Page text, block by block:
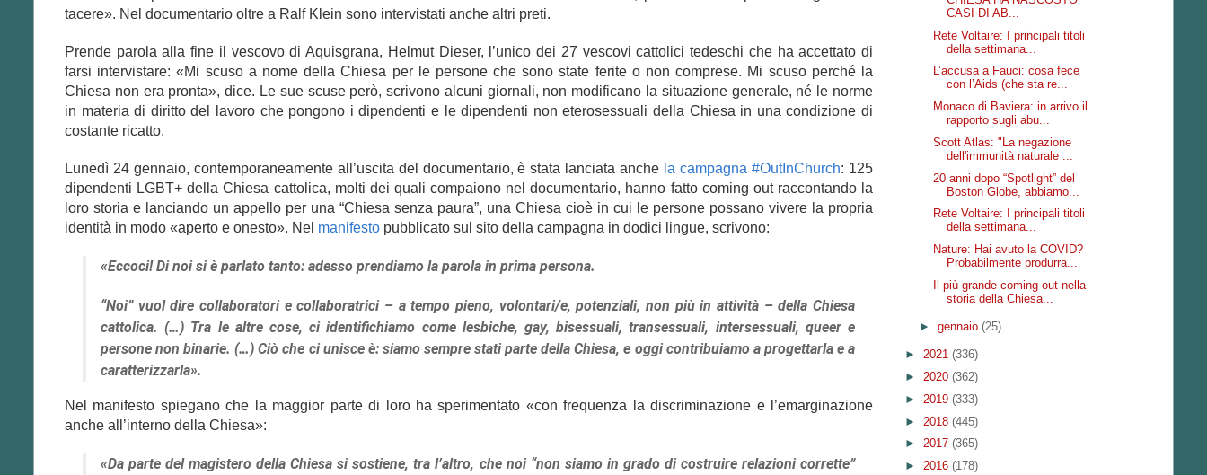
tacere». Nel documentario oltre a Ralf Klein sono intervistati anche altri preti.
Prende parola alla fine il vescovo di Aquisgrana, Helmut Dieser, l’unico dei 27 vescovi cattolici tedeschi che ha accettato di
farsi intervistare: «Mi scuso a nome della Chiesa per le persone che sono state ferite o non comprese. Mi scuso perché la
Chiesa non era pronta», dice. Le sue scuse però, scrivono alcuni giornali, non modificano la situazione generale, né le norme
in materia di diritto del lavoro che pongono i dipendenti e le dipendenti non eterosessuali della Chiesa in una condizione di
costante ricatto.
Lunedì 24 gennaio, contemporaneamente all’uscita del documentario, è stata lanciata anche la campagna #OutInChurch: 125
dipendenti LGBT+ della Chiesa cattolica, molti dei quali compaiono nel documentario, hanno fatto coming out raccontando la
loro storia e lanciando un appello per una “Chiesa senza paura”, una Chiesa cioè in cui le persone possano vivere la propria
identità in modo «aperto e onesto». Nel manifesto pubblicato sul sito della campagna in dodici lingue, scrivono:
«Eccoci! Di noi si è parlato tanto: adesso prendiamo la parola in prima persona.
“Noi” vuol dire collaboratori e collaboratrici – a tempo pieno, volontari/e, potenziali, non più in attività – della Chiesa
cattolica. (…) Tra le altre cose, ci identifichiamo come lesbiche, gay, bisessuali, transessuali, intersessuali, queer e
persone non binarie. (…) Ciò che ci unisce è: siamo sempre stati parte della Chiesa, e oggi contribuiamo a progettarla e a
caratterizzarla».
Nel manifesto spiegano che la maggior parte di loro ha sperimentato «con frequenza la discriminazione e l’emarginazione
anche all’interno della Chiesa»:
«Da parte del magistero della Chiesa si sostiene, tra l’altro, che noi “non siamo in grado di costruire relazioni corrette”
CASI DI AB...
Rete Voltaire: I principali titoli
della settimana...
L’accusa a Fauci: cosa fece
con l’Aids (che sta re...
Monaco di Baviera: in arrivo il
rapporto sugli abu...
Scott Atlas: "La negazione
dell'immunità naturale ...
20 anni dopo “Spotlight” del
Boston Globe, abbiamo...
Rete Voltaire: I principali titoli
della settimana...
Nature: Hai avuto la COVID?
Probabilmente produrra...
Il più grande coming out nella
storia della Chiesa...
► gennaio (25)
► 2021 (336)
► 2020 (362)
► 2019 (333)
► 2018 (445)
► 2017 (365)
► 2016 (178)